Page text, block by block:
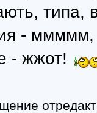
типа,
- ммммм,
- жжот!